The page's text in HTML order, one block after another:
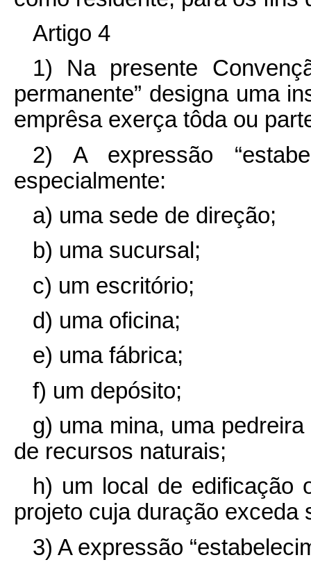
Artigo 4
1) Na presente
permanente” designa uma
emprêsa exerça tôda ou
2) A expressão
especialmente:
a) uma sede de direção;
b) uma sucursal;
c) um escritório;
d) uma oficina;
e) uma fábrica;
f) um depósito;
g) uma mina, uma
de recursos naturais;
h) um local de edificação
projeto cuja duração exceda
3) A expressão